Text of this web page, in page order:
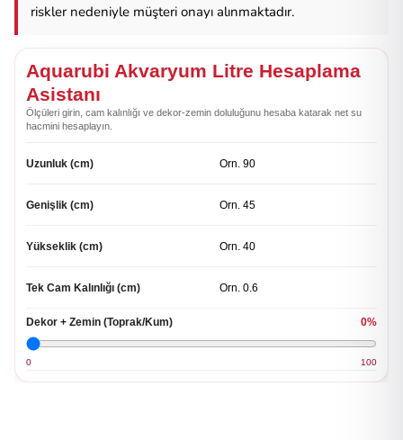
riskler nedeniyle müşteri onayı alınmaktadır.
Aquarubi Akvaryum Litre Hesaplama
Asistanı
Ölçüleri girin, cam kalınlığı ve dekor-zemin doluluğunu hesaba katarak net su
hacmini hesaplayın.
Uzunluk (cm)
Genişlik (cm)
Yükseklik (cm)
Tek Cam Kalınlığı (cm)
Dekor + Zemin (Toprak/Kum) 0%
0 100